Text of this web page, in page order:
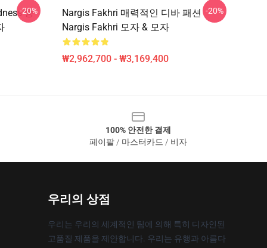
뚱
-20%
Nargis Fakhri 매력적인 디바 패션
Nargis Fakhri 모자 & 모자
₩2,962,700 - ₩3,169,400
-20%
100% 안전한 결제
페이팔 / 마스터카드 / 비자
우리의 상점
우리는 우리의 세계적인 팀에 의해 특히 디자인된
고품질 제품을 제안합니다. 우리는 유행과 아름다